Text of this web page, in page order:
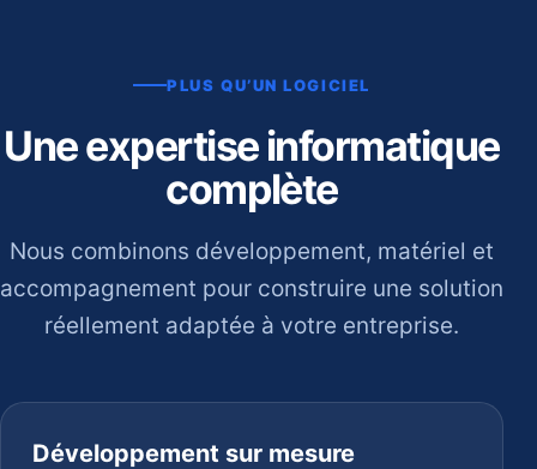
PLUS QU’UN LOGICIEL
Une expertise informatique
complète
Nous combinons développement, matériel et
accompagnement pour construire une solution
réellement adaptée à votre entreprise.
Développement sur mesure